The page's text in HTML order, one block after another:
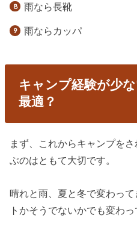
雨なら長靴
雨ならカッパ
キャンプ経験が少
最適？
まず、これからキャンプを
ぶのはともて大切です。
晴れと雨、夏と冬で変わっ
トかそうでないかでも変わっ